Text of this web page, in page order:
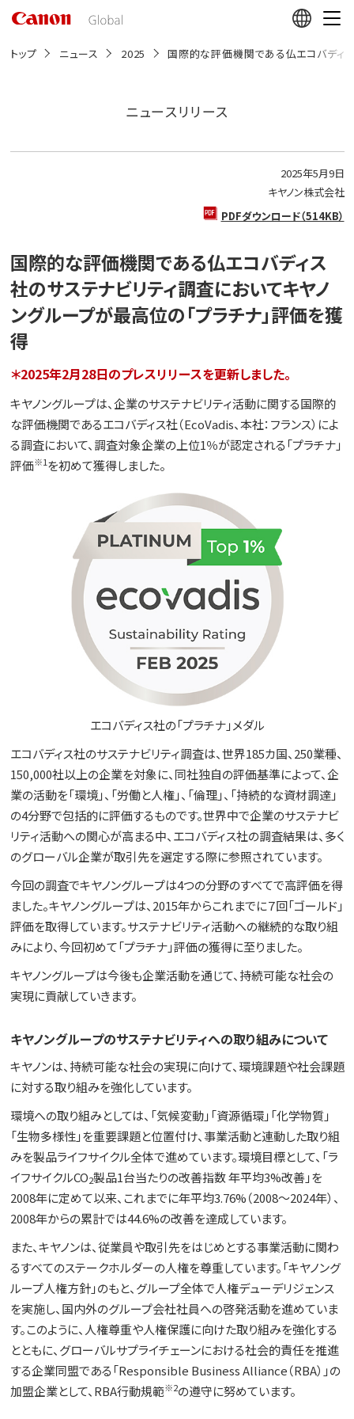
動
トップ ニュース 2025 国際的な評価機関である仏エコバディ
ニュースリリース
2025年5月9日
キヤノン株式会社
PDFダウンロード（514KB）
国際的な評価機関である仏エコバディス
社のサステナビリティ調査においてキヤノ
ングループが最高位の「プラチナ」評価を獲
得
＊2025年2月28日のプレスリリースを更新しました。
キヤノングループは、企業のサステナビリティ活動に関する国際的
な評価機関であるエコバディス社（EcoVadis、本社：フランス）によ
る調査において、調査対象企業の上位1％が認定される「プラチナ」
評価※1を初めて獲得しました。
エコバディス社の「プラチナ」メダル
エコバディス社のサステナビリティ調査は、世界185カ国、250業種、
150,000社以上の企業を対象に、同社独自の評価基準によって、企
業の活動を「環境」、「労働と人権」、「倫理」、「持続的な資材調達」
の4分野で包括的に評価するものです。世界中で企業のサステナビ
リティ活動への関心が高まる中、エコバディス社の調査結果は、多く
のグローバル企業が取引先を選定する際に参照されています。
今回の調査でキヤノングループは4つの分野のすべてで高評価を得
ました。キヤノングループは、2015年からこれまでに７回「ゴールド」
評価を取得しています。サステナビリティ活動への継続的な取り組
みにより、今回初めて「プラチナ」評価の獲得に至りました。
キヤノングループは今後も企業活動を通じて、持続可能な社会の
実現に貢献していきます。
キヤノングループのサステナビリティへの取り組みについて
キヤノンは、持続可能な社会の実現に向けて、環境課題や社会課題
に対する取り組みを強化しています。
環境への取り組みとしては、「気候変動」「資源循環」「化学物質」
「生物多様性」を重要課題と位置付け、事業活動と連動した取り組
みを製品ライフサイクル全体で進めています。環境目標として、「ラ
イフサイクルCO2製品1台当たりの改善指数 年平均3%改善」を
2008年に定めて以来、これまでに年平均3.76%（2008～2024年）、
2008年からの累計では44.6%の改善を達成しています。
また、キヤノンは、従業員や取引先をはじめとする事業活動に関わ
るすべてのステークホルダーの人権を尊重しています。「キヤノング
ループ人権方針」のもと、グループ全体で人権デューデリジェンス
を実施し、国内外のグループ会社社員への啓発活動を進めていま
す。このように、人権尊重や人権保護に向けた取り組みを強化する
とともに、グローバルサプライチェーンにおける社会的責任を推進
する企業同盟である「Responsible Business Alliance（RBA）」の
加盟企業として、RBA行動規範※2の遵守に努めています。